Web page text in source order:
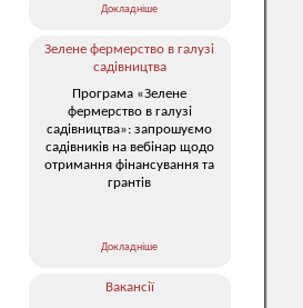
Докладніше
Зелене фермерство в галузі
садівництва
Програма «Зелене
фермерство в галузі
садівництва»: запрошуємо
садівників на вебінар щодо
отримання фінансування та
грантів
Докладніше
Вакансії